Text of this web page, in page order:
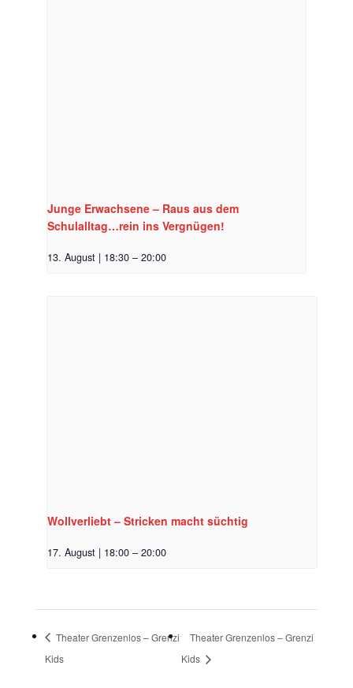
Junge Erwachsene – Raus aus dem
Schulalltag…rein ins Vergnügen!
13. August | 18:30 – 20:00
Wollverliebt – Stricken macht süchtig
17. August | 18:00 – 20:00
Theater Grenzenlos – Grenzi
Kids
Theater Grenzenlos – Grenzi
Kids